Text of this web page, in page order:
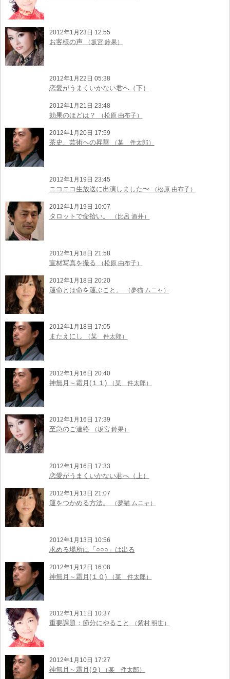
2012年1月23日 12:55
お客様の声 （坂宮 鈴果）
2012年1月22日 05:38
恋愛がうまくいかない君へ（下）
2012年1月21日 23:48
効果のほどは？ （松原 由布子）
2012年1月20日 17:59
茶史、芸術への昇華 （某 件太郎）
2012年1月19日 23:45
ニコニコ生放送に出演しました〜 （松原 由布子）
2012年1月19日 10:07
タロットで命拾い。 （比呂 酒井）
2012年1月18日 21:58
宣材写真を撮る （松原 由布子）
2012年1月18日 20:20
運命とは命を運ぶこと。 （夢猫 ムニャ）
2012年1月18日 17:05
またえにし （某 件太郎）
2012年1月16日 20:40
神無月～霜月(１１) （某 件太郎）
2012年1月16日 17:39
至急のご連絡 （坂宮 鈴果）
2012年1月16日 17:33
恋愛がうまくいかない君へ（上）
2012年1月13日 21:07
運をつかめる方法。 （夢猫 ムニャ）
2012年1月13日 10:56
求める場所に「○○○」は出る
2012年1月12日 16:08
神無月～霜月(１０) （某 件太郎）
2012年1月11日 10:37
重要課題：節分にやること （紫村 明世）
2012年1月10日 17:27
神無月～霜月(９) （某 件太郎）